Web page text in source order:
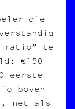
die
ratio” te
€150
eerste
boven
net als